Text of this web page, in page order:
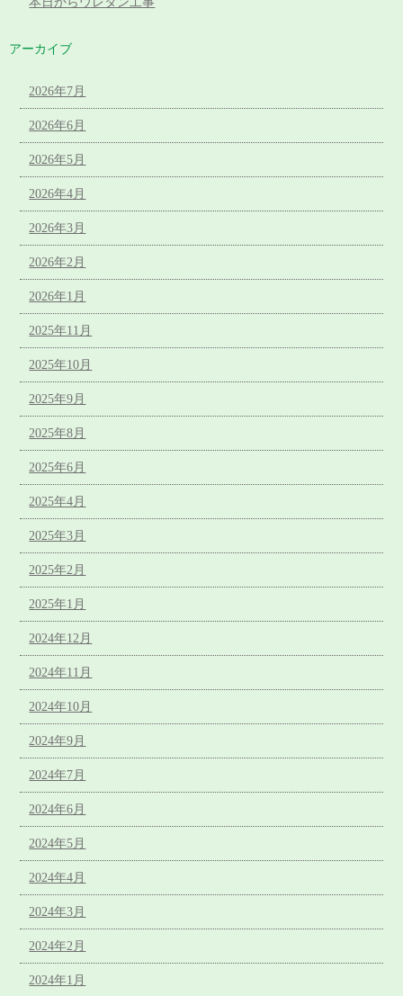
アーカイブ
2026年7月
2026年6月
2026年5月
2026年4月
2026年3月
2026年2月
2026年1月
2025年11月
2025年10月
2025年9月
2025年8月
2025年6月
2025年4月
2025年3月
2025年2月
2025年1月
2024年12月
2024年11月
2024年10月
2024年9月
2024年7月
2024年6月
2024年5月
2024年4月
2024年3月
2024年2月
2024年1月